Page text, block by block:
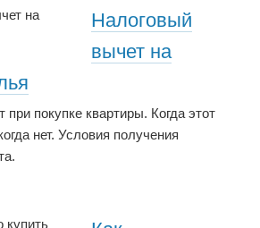
Налоговый
вычет на
при покупке квартиры. Когда этот
нет. Условия получения